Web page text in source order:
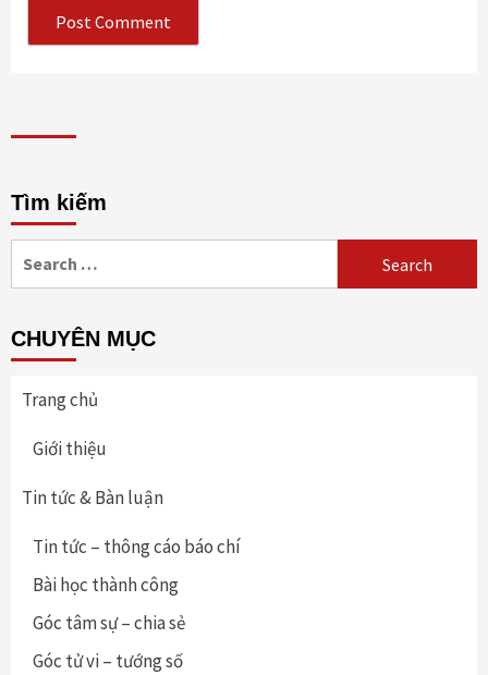
Tìm kiếm
CHUYÊN MỤC
Trang chủ
Giới thiệu
Tin tức & Bàn luận
Tin tức – thông cáo báo chí
Bài học thành công
Góc tâm sự – chia sẻ
Góc tử vi – tướng số